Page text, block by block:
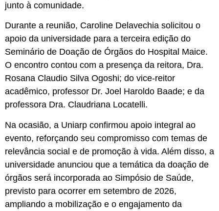
junto à comunidade.
Durante a reunião, Caroline Delavechia solicitou o
apoio da universidade para a terceira edição do
Seminário de Doação de Órgãos do Hospital Maice.
O encontro contou com a presença da reitora, Dra.
Rosana Claudio Silva Ogoshi; do vice-reitor
acadêmico, professor Dr. Joel Haroldo Baade; e da
professora Dra. Claudriana Locatelli.
Na ocasião, a Uniarp confirmou apoio integral ao
evento, reforçando seu compromisso com temas de
relevância social e de promoção à vida. Além disso, a
universidade anunciou que a temática da doação de
órgãos será incorporada ao Simpósio de Saúde,
previsto para ocorrer em setembro de 2026,
ampliando a mobilização e o engajamento da